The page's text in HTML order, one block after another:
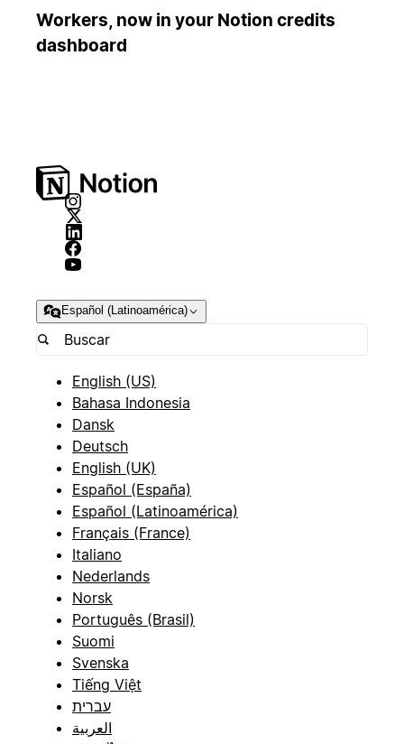
Workers, now in your Notion credits
dashboard
Español (Latinoamérica)
English (US)
Bahasa Indonesia
Dansk
Deutsch
English (UK)
Español (España)
Español (Latinoamérica)
Français (France)
Italiano
Nederlands
Norsk
Português (Brasil)
Suomi
Svenska
Tiếng Việt
עברית
العربية